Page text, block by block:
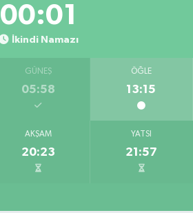
00:00
İkindi Namazı
GÜNEŞ
05:58
ÖĞLE
13:15
AKŞAM
20:23
YATSI
21:57